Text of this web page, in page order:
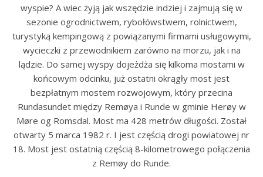
wyspie? A wiec żyją jak wszędzie indziej i zajmują się w
sezonie ogrodnictwem, rybołówstwem, rolnictwem,
turystyką kempingową z powiązanymi firmami usługowymi,
wycieczki z przewodnikiem zarówno na morzu, jak i na
lądzie. Do samej wyspy dojeżdża się kilkoma mostami w
końcowym odcinku, już ostatni okrągły most jest
bezpłatnym mostem rozwojowym, który przecina
Rundasundet między Remøya i Runde w gminie Herøy w
Møre og Romsdal. Most ma 428 metrów długości. Został
otwarty 5 marca 1982 r. I jest częścią drogi powiatowej nr
18. Most jest ostatnią częścią 8-kilometrowego połączenia
z Remøy do Runde.